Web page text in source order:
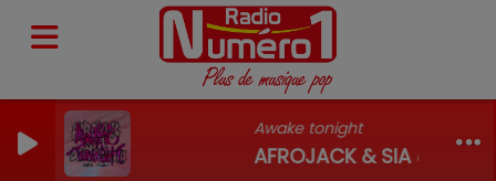
Awake tonight
AFROJACK & SIA & DAVID